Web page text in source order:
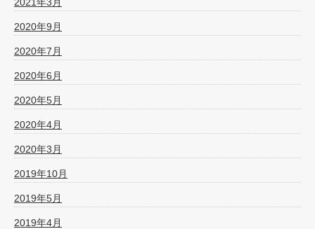
2020年9月
2020年7月
2020年6月
2020年5月
2020年4月
2020年3月
2019年10月
2019年5月
2019年4月